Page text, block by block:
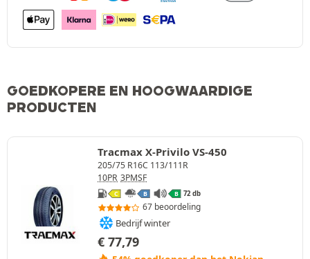
GOEDKOPERE EN HOOGWAARDIGE
PRODUCTEN
Tracmax X-Privilo VS-450
205/75 R16C 113/111R
10PR 3PMSF
C B B 72 db
67 beoordeling
Bedrijf winter
€ 77,79